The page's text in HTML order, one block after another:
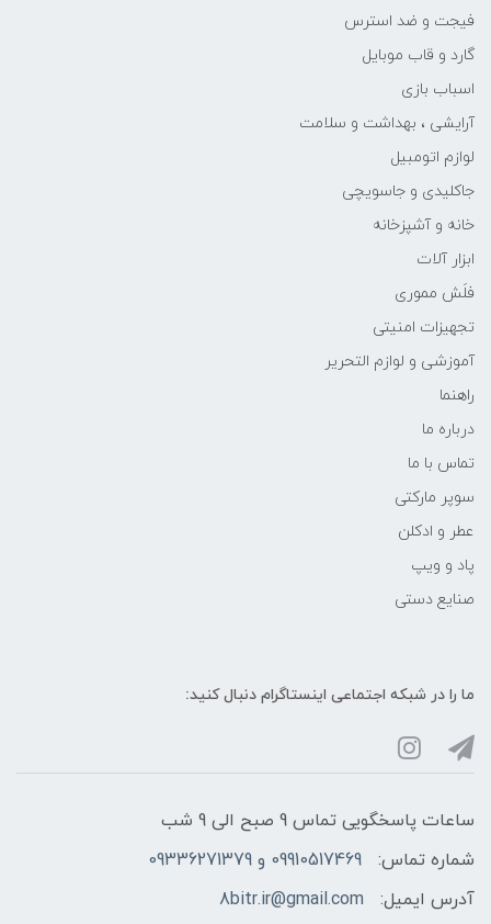
فیجت و ضد استرس
گارد و قاب موبایل
اسباب بازی
آرایشی ، بهداشت و سلامت
لوازم اتومبیل
جاکلیدی و جاسویچی
خانه و آشپزخانه
ابزار آلات
فلَش مموری
تجهیزات امنیتی
آموزشی و لوازم التحریر
راهنما
درباره ما
تماس با ما
سوپر مارکتی
عطر و ادکلن
پاد و ویپ
صنایع دستی
ما را در شبکه‌ اجتماعی اینستاگرام دنبال کنید:
ساعات پاسخگویی تماس 9 صبح الی 9 شب
شماره تماس:
09910517469 و 09336271379
آدرس ایمیل:
8bitr.ir@gmail.com